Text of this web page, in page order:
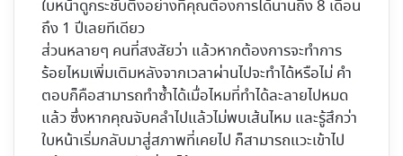
ใบหน้าดูกระชับตึงอย่างที่คุณต้องการได้นานถึง 8 เดือน
ถึง 1 ปีเลยทีเดียว
ส่วนหลายๆ คนที่สงสัยว่า แล้วหากต้องการจะทำการ
ร้อยไหมเพิ่มเติมหลังจากเวลาผ่านไปจะทำได้หรือไม่ คำ
ตอบก็คือสามารถทำซ้ำได้เมื่อไหมที่ทำได้ละลายไปหมด
แล้ว ซึ่งหากคุณจับคลำไปแล้วไม่พบเส้นไหม และรู้สึกว่า
ใบหน้าเริ่มกลับมาสู่สภาพที่เคยไป ก็สามารถแวะเข้าไป